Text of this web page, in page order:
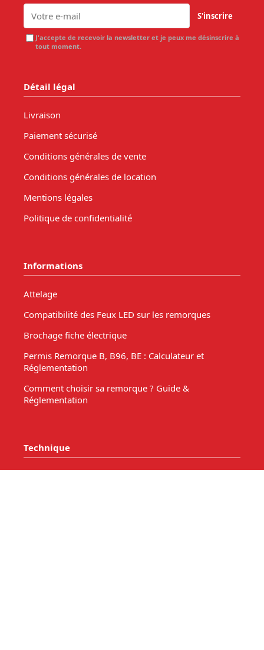
S'inscrire
J'accepte de recevoir la newsletter et je peux me désinscrire à
tout moment.
Détail légal
Livraison
Paiement sécurisé
Conditions générales de vente
Conditions générales de location
Mentions légales
Politique de confidentialité
Informations
Attelage
Compatibilité des Feux LED sur les remorques
Brochage fiche électrique
Permis Remorque B, B96, BE : Calculateur et
Réglementation
Comment choisir sa remorque ? Guide &
Réglementation
Technique